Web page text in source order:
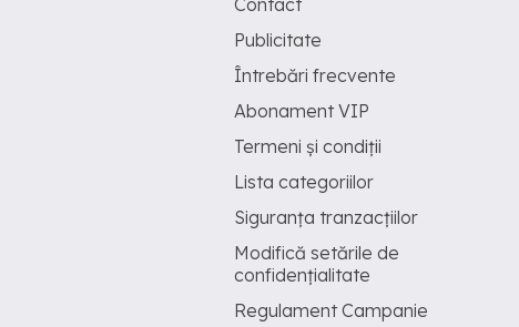
Contact
Publicitate
Întrebări frecvente
Abonament VIP
Termeni și condiții
Lista categoriilor
Siguranța tranzacțiilor
Modifică setările de
confidențialitate
Regulament Campanie